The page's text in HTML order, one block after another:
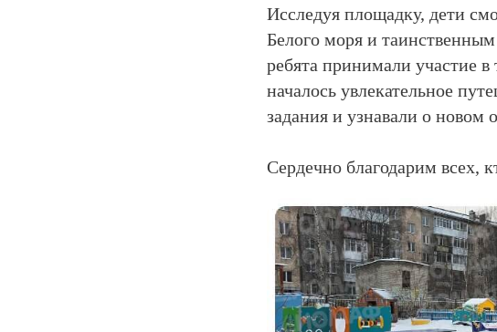
Исследуя площадку, дети
Белого моря и
ребята принимали участие
началось увлекательное
задания и узнавали о новом
Сердечно благодарим всех,